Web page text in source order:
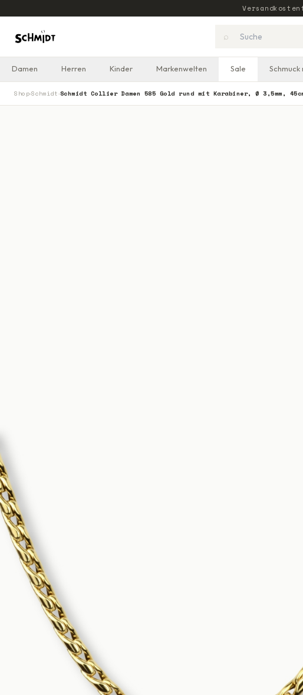
⌕
Damen Herren Kinder Markenwelten Sale Schmuck
Shop›Schmidt ›Schmidt Collier Damen 585 Gold rund mit Karabiner, Ø 3,5mm,